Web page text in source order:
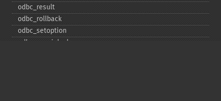
odbc_​result
odbc_​rollback
odbc_​setoption
odbc_​specialcolumns